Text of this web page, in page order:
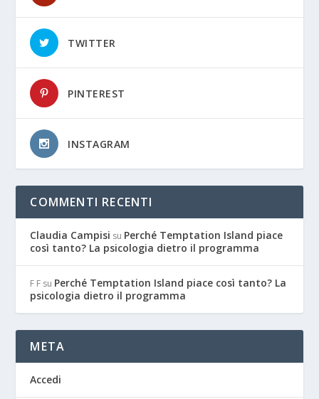
TWITTER
PINTEREST
INSTAGRAM
COMMENTI RECENTI
Claudia Campisi su Perché Temptation Island piace
così tanto? La psicologia dietro il programma
F F su Perché Temptation Island piace così tanto? La
psicologia dietro il programma
META
Accedi